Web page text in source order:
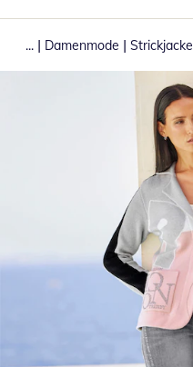
... | Damenmode |